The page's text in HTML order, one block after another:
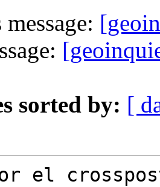
sorted by: [
el